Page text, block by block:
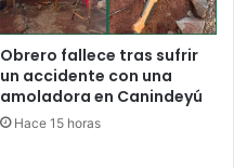
Obrero fallece tras sufrir
un accidente con una
amoladora en Canindeyú
Hace 15 horas